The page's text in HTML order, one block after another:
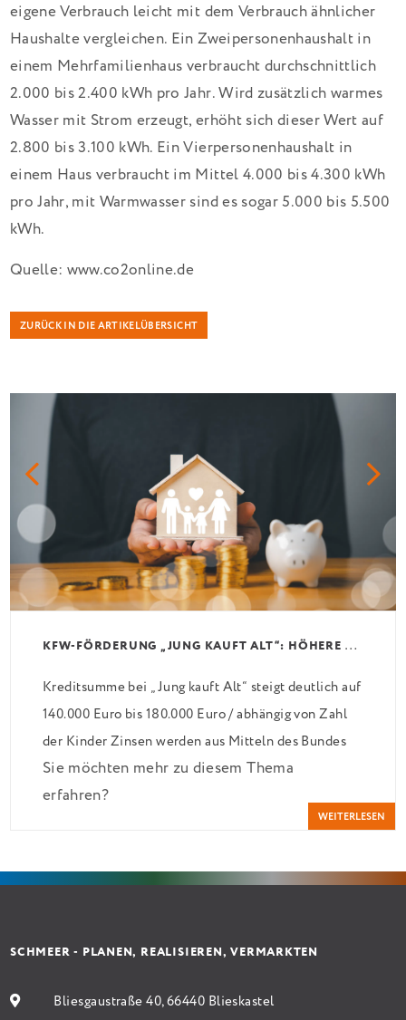
eigene Verbrauch leicht mit dem Verbrauch ähnlicher
Haushalte vergleichen. Ein Zweipersonenhaushalt in
einem Mehrfamilienhaus verbraucht durchschnittlich
2.000 bis 2.400 kWh pro Jahr. Wird zusätzlich warmes
Wasser mit Strom erzeugt, erhöht sich dieser Wert auf
2.800 bis 3.100 kWh. Ein Vierpersonenhaushalt in
einem Haus verbraucht im Mittel 4.000 bis 4.300 kWh
pro Jahr, mit Warmwasser sind es sogar 5.000 bis 5.500
kWh.
Quelle: www.co2online.de
ZURÜCK IN DIE ARTIKELÜBERSICHT
K
FW-FÖRDERUNG „JUNG KAUFT ALT“: HÖHERE KREDITE AB AUGUST 2026
Kreditsumme bei „Jung kauft Alt“ steigt deutlich auf
140.000 Euro bis 180.000 Euro / abhängig von Zahl
der Kinder Zinsen werden aus Mitteln des Bundes
verbilligt: Heutiger Zins bei 0,53 Prozent effektiv
bei 35 Jahren Laufzeit und 10 Jahren Zinsbindung
Antragstellende verpflichten sich zu energetischer
Sanierung in Einzelmaßnahmen […]
Sie möchten mehr zu diesem Thema
erfahren?
WEITERLESEN
SCHMEER - PLANEN, REALISIEREN, VERMARKTEN
Bliesgaustraße 40, 66440 Blieskastel